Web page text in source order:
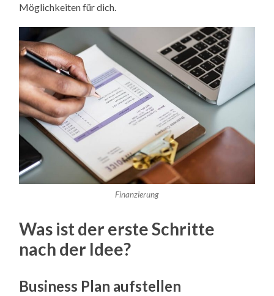
Möglichkeiten für dich.
Finanzierung
Was ist der erste Schritte
nach der Idee?
Business Plan aufstellen